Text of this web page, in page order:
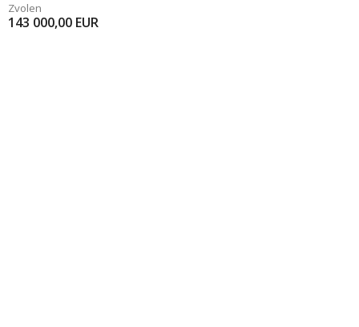
Zvolen
143 000,00 EUR